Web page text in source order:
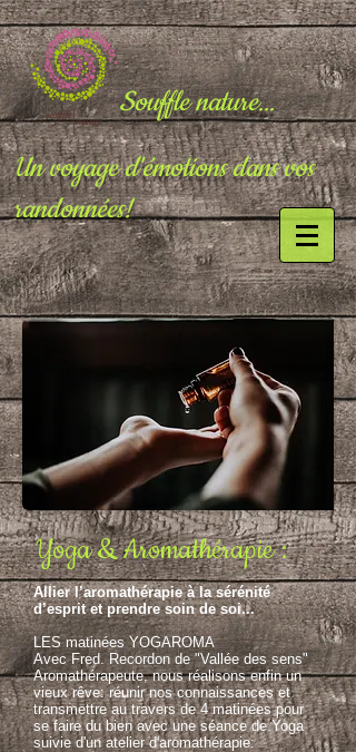
Souffle nature...
Un voyage d'émotions dans vos
randonnées!
Yoga & Aromathérapie :
Allier l’aromathérapie à la sérénité
d’esprit et prendre soin de soi...
LES matinées YOGAROMA
Avec Fred. Recordon de "Vallée des sens"
Aromathérapeute, nous réalisons enfin un
vieux rêve: réunir nos connaissances et
transmettre au travers de 4 matinées pour
se faire du bien avec une séance de Yoga
suivie d'un atelier d'aromathérapie: